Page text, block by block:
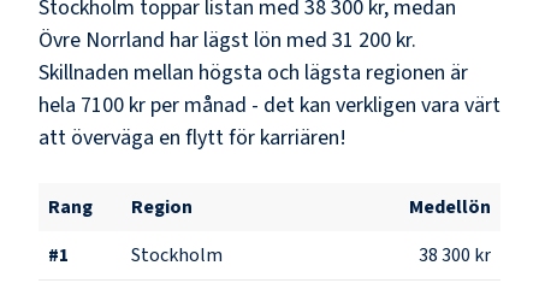
Stockholm toppar listan med 38 300 kr, medan
Övre Norrland har lägst lön med 31 200 kr.
Skillnaden mellan högsta och lägsta regionen är
hela 7100 kr per månad - det kan verkligen vara värt
att överväga en flytt för karriären!
Rang Region
Medellön
#1 Stockholm
38 300 kr